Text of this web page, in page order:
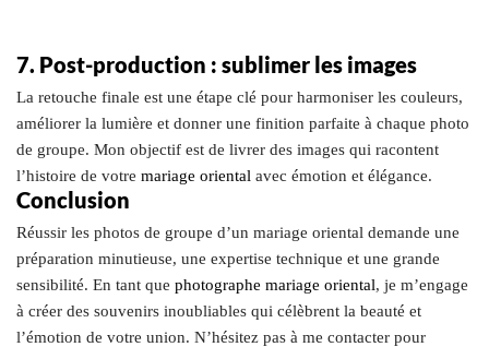
7. Post-production : sublimer les images
La retouche finale est une étape clé pour harmoniser les couleurs,
améliorer la lumière et donner une finition parfaite à chaque photo
de groupe. Mon objectif est de livrer des images qui racontent
l’histoire de votre mariage oriental avec émotion et élégance.
Conclusion
Réussir les photos de groupe d’un mariage oriental demande une
préparation minutieuse, une expertise technique et une grande
sensibilité. En tant que photographe mariage oriental, je m’engage
à créer des souvenirs inoubliables qui célèbrent la beauté et
l’émotion de votre union. N’hésitez pas à me contacter pour